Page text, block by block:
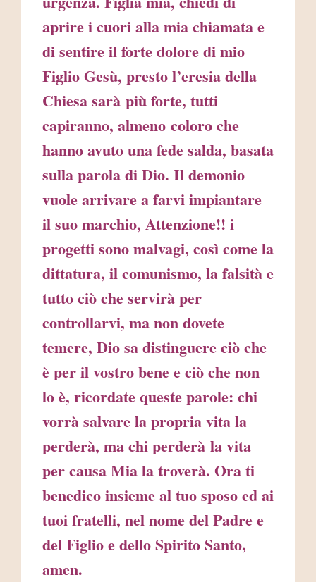
aprire i cuori alla mia chiamata e
di sentire il forte dolore di mio
Figlio Gesù, presto l’eresia della
Chiesa sarà più forte, tutti
capiranno, almeno coloro che
hanno avuto una fede salda, basata
sulla parola di Dio. Il demonio
vuole arrivare a farvi impiantare
il suo marchio, Attenzione!! i
progetti sono malvagi, così come la
dittatura, il comunismo, la falsità e
tutto ciò che servirà per
controllarvi, ma non dovete
temere, Dio sa distinguere ciò che
è per il vostro bene e ciò che non
lo è, ricordate queste parole: chi
vorrà salvare la propria vita la
perderà, ma chi perderà la vita
per causa Mia la troverà. Ora ti
benedico insieme al tuo sposo ed ai
tuoi fratelli, nel nome del Padre e
del Figlio e dello Spirito Santo,
amen.